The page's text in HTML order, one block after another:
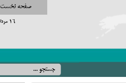
صفحه نخست
16 مرداد 1405